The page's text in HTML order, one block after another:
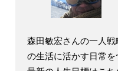
森田敏宏さんの一人
の生活に活かす日常を